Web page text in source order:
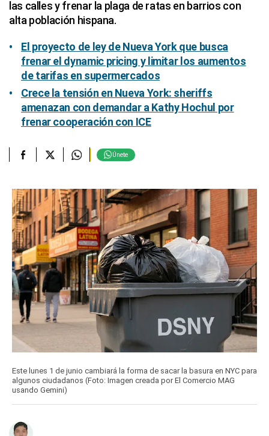
las calles y frenar la plaga de ratas en barrios con
alta población hispana.
El proyecto de ley de Nueva York que busca
frenar el dynamic pricing y limitar los aumentos
de tarifas en supermercados
Crece la tensión en Nueva York: sheriffs
amenazan con demandar a Kathy Hochul por
frenar cooperación con ICE
Únete
Este lunes 1 de junio cambiará la forma de sacar la basura en NYC para
algunos ciudadanos (Foto: Imagen creada por El Comercio MAG
usando Gemini)